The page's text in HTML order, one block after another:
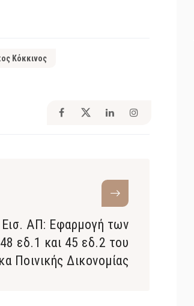
Κόκκινος
Εισ. ΑΠ: Εφαρμογή των
εδ.1 και 45 εδ.2 του
Ποινικής Δικονομίας